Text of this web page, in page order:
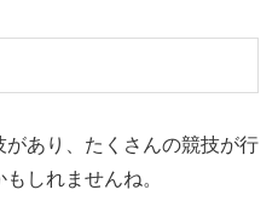
あり、たくさんの競技が行
しれませんね。